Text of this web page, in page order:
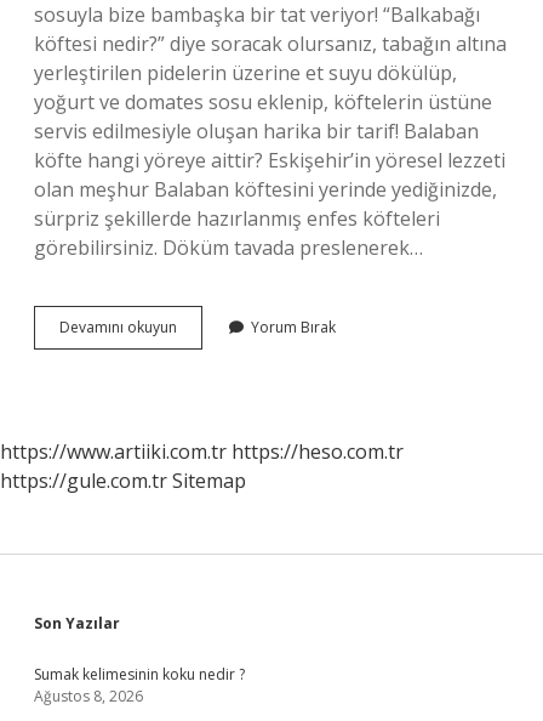
sosuyla bize bambaşka bir tat veriyor! “Balkabağı
köftesi nedir?” diye soracak olursanız, tabağın altına
yerleştirilen pidelerin üzerine et suyu dökülüp,
yoğurt ve domates sosu eklenip, köftelerin üstüne
servis edilmesiyle oluşan harika bir tarif! Balaban
köfte hangi yöreye aittir? Eskişehir’in yöresel lezzeti
olan meşhur Balaban köftesini yerinde yediğinizde,
sürpriz şekillerde hazırlanmış enfes köfteleri
görebilirsiniz. Döküm tavada preslenerek…
Devamını okuyun Balaban
Yemeği
Yorum Bırak
https://www.artiiki.com.tr https://heso.com.tr
https://gule.com.trSitemap
Sidebar
Son Yazılar
Sumak kelimesinin koku nedir ?
Ağustos 8, 2026